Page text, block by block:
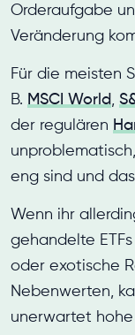
Orderaufgabe
Veränderung
Für die meisten
B. MSCI World,
der regulären
eng sind und
Wenn ihr
gehandelte
oder exotische
Nebenwerten,
unerwartet hohe